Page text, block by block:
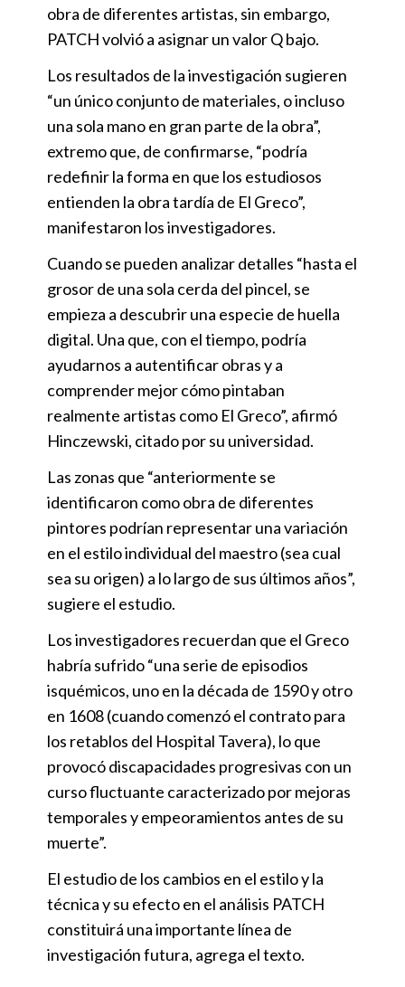
obra de diferentes artistas, sin embargo,
PATCH volvió a asignar un valor Q bajo.
Los resultados de la investigación sugieren
“un único conjunto de materiales, o incluso
una sola mano en gran parte de la obra”,
extremo que, de confirmarse, “podría
redefinir la forma en que los estudiosos
entienden la obra tardía de El Greco”,
manifestaron los investigadores.
Cuando se pueden analizar detalles “hasta el
grosor de una sola cerda del pincel, se
empieza a descubrir una especie de huella
digital. Una que, con el tiempo, podría
ayudarnos a autentificar obras y a
comprender mejor cómo pintaban
realmente artistas como El Greco”, afirmó
Hinczewski, citado por su universidad.
Las zonas que “anteriormente se
identificaron como obra de diferentes
pintores podrían representar una variación
en el estilo individual del maestro (sea cual
sea su origen) a lo largo de sus últimos años”,
sugiere el estudio.
Los investigadores recuerdan que el Greco
habría sufrido “una serie de episodios
isquémicos, uno en la década de 1590 y otro
en 1608 (cuando comenzó el contrato para
los retablos del Hospital Tavera), lo que
provocó discapacidades progresivas con un
curso fluctuante caracterizado por mejoras
temporales y empeoramientos antes de su
muerte”.
El estudio de los cambios en el estilo y la
técnica y su efecto en el análisis PATCH
constituirá una importante línea de
investigación futura, agrega el texto.